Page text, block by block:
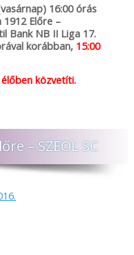
16:00 órás
Előre –
Bank NB II Liga 17.
korábban, 15:00
közvetíti.
– SZEOL SC